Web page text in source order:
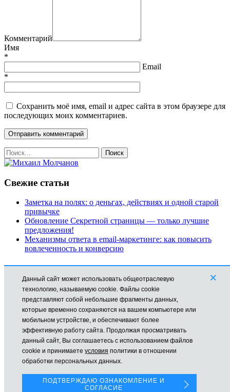
Комментарий
Имя
*
Email
*
Сохранить моё имя, email и адрес сайта в этом браузере для
последующих моих комментариев.
Свежие статьи
Заметка на полях: о деньгах, действиях и одной старой
привычке
Обновление Секретной страницы — только лучшие
предложения!
Механизмы ответа в email-маркетинге: как повысить
вовлеченность и конверсию
Рубрики
Автоматизация
Заработок в Интернете
Новости
Обучение
Продвижение
Технические моменты
Все права защищены © mikhailmolchanov.ru Молчанов Михаил
представления.
Если Вы продолжаете использовать сайт, мы будем считать,
Данный сайт может использовать общеотраслевую
технологию, называемую cookie. Файлы cookie
представляют собой небольшие фрагменты данных,
которые временно сохраняются на вашем компьютере или
мобильном устройстве, и обеспечивают более
эффективную работу сайта. Продолжая просматривать
данный сайт, Вы соглашаетесь с использованием файлов
cookie и принимаете условия политики в отношении
обработки персональных данных.
×
ПОДТВЕРЖДАЮ ОЗНАКОМЛЕНИЕ И
СОГЛАСИЕ